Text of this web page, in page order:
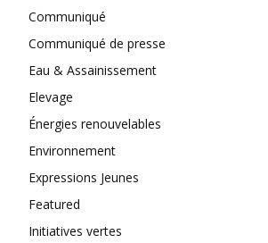
Communiqué
Communiqué de presse
Eau & Assainissement
Elevage
Énergies renouvelables
Environnement
Expressions Jeunes
Featured
Initiatives vertes